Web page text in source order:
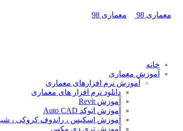
خانه
آموزش معماری
آموزش نرم افزارهای معماری
دانلود نرم افزار های معماری
آموزش Revit
آموزش اتوکد Auto CAD
آموزش اسکیس ، راندوف کروکی ،
آموزش تری دی مکس